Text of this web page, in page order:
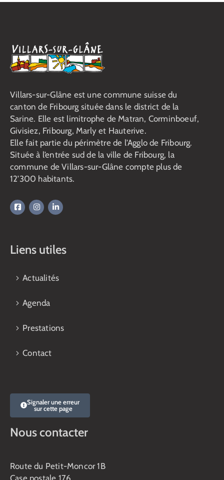
Villars-sur-Glâne est une commune suisse du
canton de Fribourg située dans le district de la
Sarine. Elle est limitrophe de Matran, Corminboeuf,
Givisiez, Fribourg, Marly et Hauterive.
Elle fait partie du périmètre de l’Agglo de Fribourg.
Située à l’entrée sud de la ville de Fribourg, la
commune de Villars-sur-Glâne compte plus de
12’300 habitants.
Liens utiles
Actualités
Agenda
Prestations
Contact
Signaler une erreur
sur cette page
Nous contacter
Route du Petit-Moncor 1B
Case postale 176